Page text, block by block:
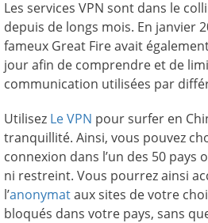
Les services VPN sont dans le
depuis de longs mois. En janvier
fameux Great Fire avait
jour afin de comprendre et de
communication utilisées par
Utilisez Le VPN pour surfer en
tranquillité. Ainsi, vous pouvez
connexion dans l’un des 50 pays
ni restreint. Vous pourrez ainsi
l’anonymataux sites de votre
bloqués dans votre pays, sans